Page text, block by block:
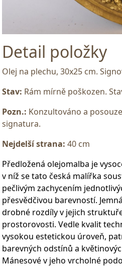
Detail položky
Olej na plechu, 30x25 cm.
Stav: Rám mírně poškozen.
Pozn.: Konzultováno a
signatura.
Nejdelší strana: 40 cm
Předložená olejomalba je
v níž se tato česká malířka
pečlivým zachycením
přesvědčivou barevností.
drobné rozdíly v jejich
prostorovosti. Vedle kvalit
vysokou estetickou úroveň,
barevných odstínů a
Mánesové v jeho vrcholné